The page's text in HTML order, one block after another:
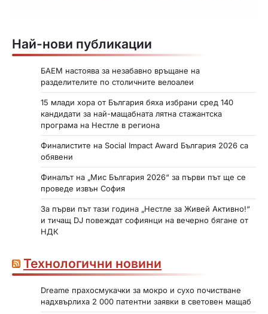
Най-нови публикации
БАЕМ настоява за незабавно връщане на
разделителите по столичните велоалеи
15 млади хора от България бяха избрани сред 140
кандидати за най-мащабната лятна стажантска
програма на Нестле в региона
Финалистите на Social Impact Award България 2026 са
обявени
Финалът на „Мис България 2026“ за първи път ще се
проведе извън София
За първи път тази година „Нестле за Живей Активно!“
и тичащ DJ повеждат софиянци на вечерно бягане от
НДК
Технологични новини
Dreame прахосмукачки за мокро и сухо почистване
надхвърлиха 2 000 патентни заявки в световен мащаб